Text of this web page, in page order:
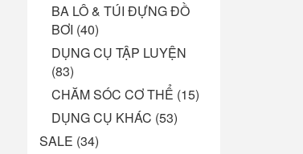
BA LÔ & TÚI ĐỰNG ĐỒ
BƠI (40)
DỤNG CỤ TẬP LUYỆN
(83)
CHĂM SÓC CƠ THỂ (15)
DỤNG CỤ KHÁC (53)
SALE (34)